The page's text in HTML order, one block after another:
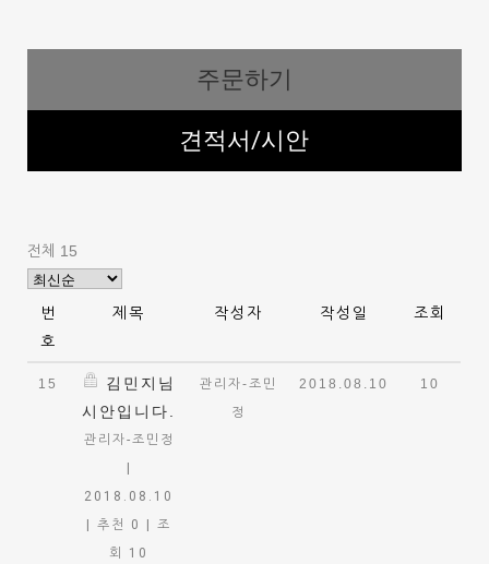
주문하기
견적서/시안
전체 15
번
호
제목 작성자 작성일 조회
15
김민지님
시안입니다.
관리자-조민정
2018.08.10
추천 0
조
회 10
관리자-조민
정
2018.08.10 10